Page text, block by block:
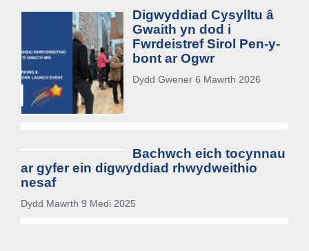
Digwyddiad Cysylltu â
Gwaith yn dod i
Fwrdeistref Sirol Pen-y-
bont ar Ogwr
Dydd Gwener 6 Mawrth 2026
Bachwch eich tocynnau
ar gyfer ein digwyddiad rhwydweithio
nesaf
Dydd Mawrth 9 Medi 2025